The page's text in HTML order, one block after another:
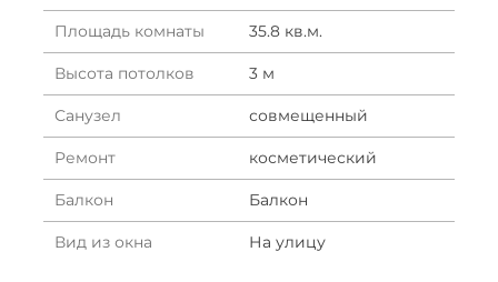
Площадь комнаты 35.8 кв.м.
Высота потолков 3 м
Санузел совмещенный
Ремонт косметический
Балкон Балкон
Вид из окна На улицу